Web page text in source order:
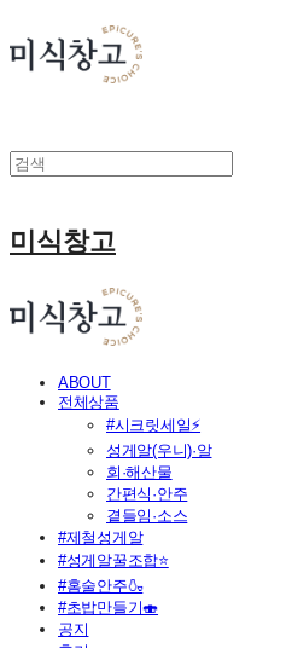
미식창고
ABOUT
전체상품
#시크릿세일⚡
성게알(우니)·알
회·해산물
간편식·안주
곁들임·소스
#제철성게알
#성게알꿀조합⭐
#홈술안주🍶
#초밥만들기🍣
공지